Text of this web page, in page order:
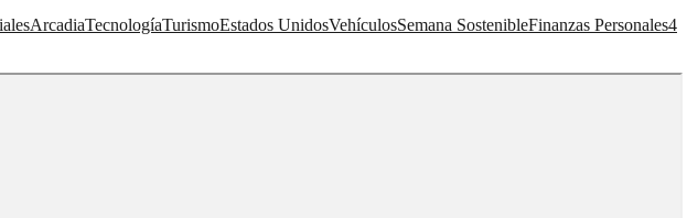
ArcadiaTecnologíaTurismoEstados UnidosVehículosSemana SostenibleFinanzas Personales4